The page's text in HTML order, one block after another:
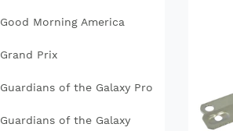
Good Morning America
Grand Prix
Guardians of the Galaxy Pro
Guardians of the Galaxy